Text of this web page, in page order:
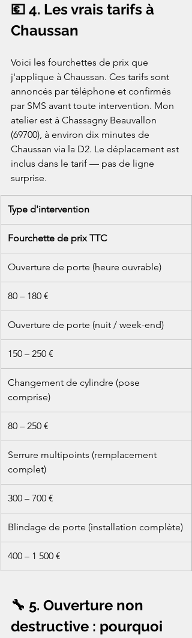
💶 4. Les vrais tarifs à
Chaussan
Voici les fourchettes de prix que
j'applique à Chaussan. Ces tarifs sont
annoncés par téléphone et confirmés
par SMS avant toute intervention. Mon
atelier est à Chassagny Beauvallon
(69700), à environ dix minutes de
Chaussan via la D2. Le déplacement est
inclus dans le tarif — pas de ligne
surprise.
Type d'intervention
Fourchette de prix TTC
Ouverture de porte (heure ouvrable)
80 – 180 €
Ouverture de porte (nuit / week-end)
150 – 250 €
Changement de cylindre (pose
comprise)
80 – 250 €
Serrure multipoints (remplacement
complet)
300 – 700 €
Blindage de porte (installation complète)
400 – 1 500 €
🔧 5. Ouverture non
destructive : pourquoi